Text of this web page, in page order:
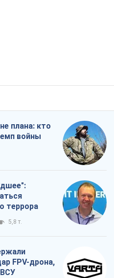
плана: кто
войны
террора
5,8 т.
FPV-дрона,